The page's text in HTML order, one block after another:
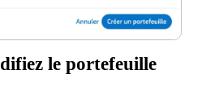
le portefeuille